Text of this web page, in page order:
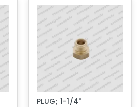
PLUG; 1-1/4"